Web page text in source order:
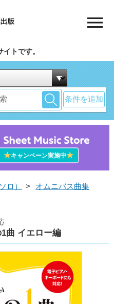
トです。
条件を追加
★キャンペーン実施中★
ロ） > オムニバス曲集
曲 イエロー編